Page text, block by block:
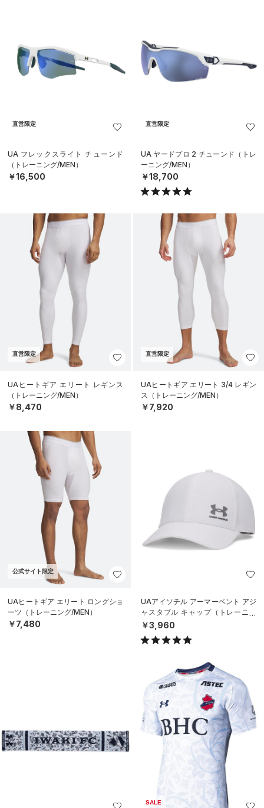
直営限定
UA フレックスライト チューンド
（トレーニング/MEN）
￥16,500
直営限定
UA ヤードプロ 2 チューンド（トレ
ーニング/MEN）
￥18,700
直営限定
UAヒートギア エリート レギンス
（トレーニング/MEN）
￥8,470
直営限定
UAヒートギア エリート 3/4 レギン
ス（トレーニング/MEN）
￥7,920
公式サイト限定
UAヒートギア エリート ロングショ
ーツ（トレーニング/MEN）
￥7,480
UAアイソチル アーマーベント アジ
ャスタブル キャップ（トレーニン
グ/MEN）
￥3,960
SALE